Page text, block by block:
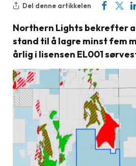
Del denne artikkelen
Northern Lights bekrefter
stand til å lagre minst fem
årlig i lisensen EL001